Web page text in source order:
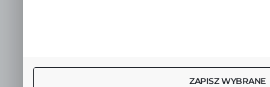
ZAPISZ WYBRANE